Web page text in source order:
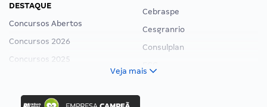
DESTAQUE
Concursos Abertos
Concursos 2026
Concursos 2025
Concurso Ibama
Cebraspe
Cesgranrio
Consulplan
Veja mais